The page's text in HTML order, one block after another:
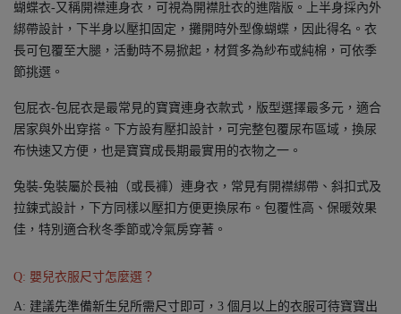
蝴蝶衣-又稱開襟連身衣，可視為開襟肚衣的進階版。上半身採內外
綁帶設計，下半身以壓扣固定，攤開時外型像蝴蝶，因此得名。衣
長可包覆至大腿，活動時不易掀起，材質多為紗布或純棉，可依季
節挑選。
包屁衣-包屁衣是最常見的寶寶連身衣款式，版型選擇最多元，適合
居家與外出穿搭。下方設有壓扣設計，可完整包覆尿布區域，換尿
布快速又方便，也是寶寶成長期最實用的衣物之一。
兔裝-兔裝屬於長袖（或長褲）連身衣，常見有開襟綁帶、斜扣式及
拉鍊式設計，下方同樣以壓扣方便更換尿布。包覆性高、保暖效果
佳，特別適合秋冬季節或冷氣房穿著。
Q: 嬰兒衣服尺寸怎麼選？
A: 建議先準備新生兒所需尺寸即可，3 個月以上的衣服可待寶寶出